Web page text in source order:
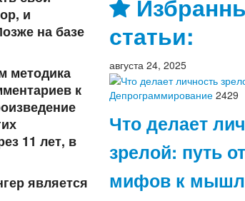
и
на базе
методика
к
11 лет, в
является
статьи:
августа 24, 2025
Депрограммирование 2429
Что делает
зрелой: путь от
мифов к